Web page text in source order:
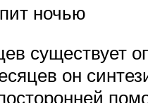
ночью
существует
он